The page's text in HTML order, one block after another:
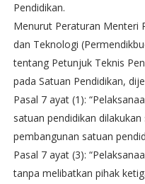
Pendidikan.
Menurut Peraturan Menteri
dan Teknologi
tentang Petunjuk Teknis
pada Satuan Pendidikan,
Pasal 7 ayat (1):
satuan pendidikan
pembangunan satuan
Pasal 7 ayat (3):
tanpa melibatkan pihak